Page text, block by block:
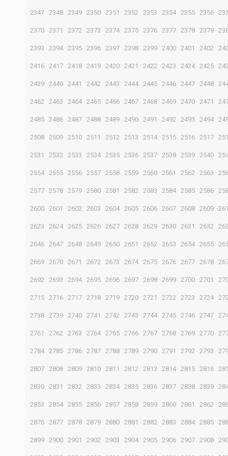
2347 2348 2349 2350 2351 2352 2353 2354 2355 2356
2370 2371 2372 2373 2374 2375 2376 2377 2378 2379
2393 2394 2395 2396 2397 2398 2399 2400 2401 2402
2416 2417 2418 2419 2420 2421 2422 2423 2424 2425
2439 2440 2441 2442 2443 2444 2445 2446 2447 2448
2462 2463 2464 2465 2466 2467 2468 2469 2470 2471
2485 2486 2487 2488 2489 2490 2491 2492 2493 2494
2508 2509 2510 2511 2512 2513 2514 2515 2516 2517
2531 2532 2533 2534 2535 2536 2537 2538 2539 2540
2554 2555 2556 2557 2558 2559 2560 2561 2562 2563
2577 2578 2579 2580 2581 2582 2583 2584 2585 2586
2600 2601 2602 2603 2604 2605 2606 2607 2608 2609
2623 2624 2625 2626 2627 2628 2629 2630 2631 2632
2646 2647 2648 2649 2650 2651 2652 2653 2654 2655
2669 2670 2671 2672 2673 2674 2675 2676 2677 2678
2692 2693 2694 2695 2696 2697 2698 2699 2700 2701
2715 2716 2717 2718 2719 2720 2721 2722 2723 2724
2738 2739 2740 2741 2742 2743 2744 2745 2746 2747
2761 2762 2763 2764 2765 2766 2767 2768 2769 2770
2784 2785 2786 2787 2788 2789 2790 2791 2792 2793
2807 2808 2809 2810 2811 2812 2813 2814 2815 2816
2830 2831 2832 2833 2834 2835 2836 2837 2838 2839
2853 2854 2855 2856 2857 2858 2859 2860 2861 2862
2876 2877 2878 2879 2880 2881 2882 2883 2884 2885
2899 2900 2901 2902 2903 2904 2905 2906 2907 2908